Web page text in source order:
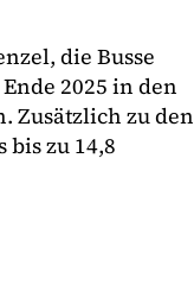
die Busse
2025 in den
Zusätzlich zu den
zu 14,8